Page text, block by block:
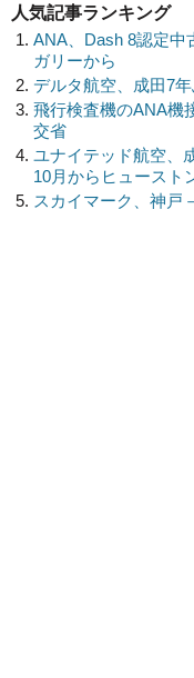
人気記事ランキング
ANA、Dash 8認定
ガリーから
デルタ航空、成田7
飛行検査機のANA機
交省
ユナイテッド航空、
10月からヒュースト
スカイマーク、神